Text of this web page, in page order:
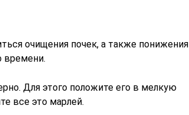
очищения почек, а также понижения
времени.
Для этого положите его в мелкую
все это марлей.